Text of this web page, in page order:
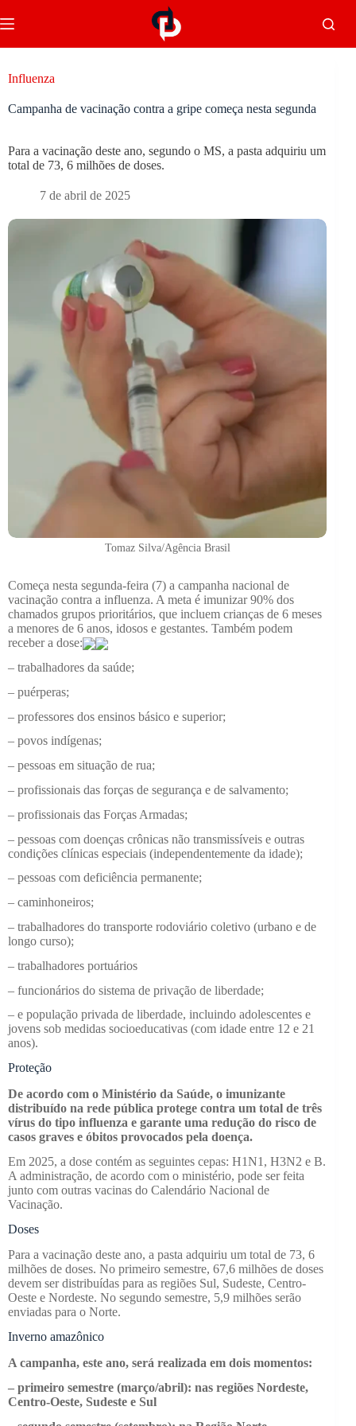
Influenza
Campanha de vacinação contra a gripe começa nesta segunda
Para a vacinação deste ano, segundo o MS, a pasta adquiriu um
total de 73, 6 milhões de doses.
7 de abril de 2025
Tomaz Silva/Agência Brasil
Começa nesta segunda-feira (7) a campanha nacional de
vacinação contra a influenza. A meta é imunizar 90% dos
chamados grupos prioritários, que incluem crianças de 6 meses
a menores de 6 anos, idosos e gestantes. Também podem
receber a dose:
– trabalhadores da saúde;
– puérperas;
– professores dos ensinos básico e superior;
– povos indígenas;
– pessoas em situação de rua;
– profissionais das forças de segurança e de salvamento;
– profissionais das Forças Armadas;
– pessoas com doenças crônicas não transmissíveis e outras
condições clínicas especiais (independentemente da idade);
– pessoas com deficiência permanente;
– caminhoneiros;
– trabalhadores do transporte rodoviário coletivo (urbano e de
longo curso);
– trabalhadores portuários
– funcionários do sistema de privação de liberdade;
– e população privada de liberdade, incluindo adolescentes e
jovens sob medidas socioeducativas (com idade entre 12 e 21
anos).
Proteção
De acordo com o Ministério da Saúde, o imunizante
distribuído na rede pública protege contra um total de três
vírus do tipo influenza e garante uma redução do risco de
casos graves e óbitos provocados pela doença.
Em 2025, a dose contém as seguintes cepas: H1N1, H3N2 e B.
A administração, de acordo com o ministério, pode ser feita
junto com outras vacinas do Calendário Nacional de
Vacinação.
Doses
Para a vacinação deste ano, a pasta adquiriu um total de 73, 6
milhões de doses. No primeiro semestre, 67,6 milhões de doses
devem ser distribuídas para as regiões Sul, Sudeste, Centro-
Oeste e Nordeste. No segundo semestre, 5,9 milhões serão
enviadas para o Norte.
Inverno amazônico
A campanha, este ano, será realizada em dois momentos:
– primeiro semestre (março/abril): nas regiões Nordeste,
Centro-Oeste, Sudeste e Sul